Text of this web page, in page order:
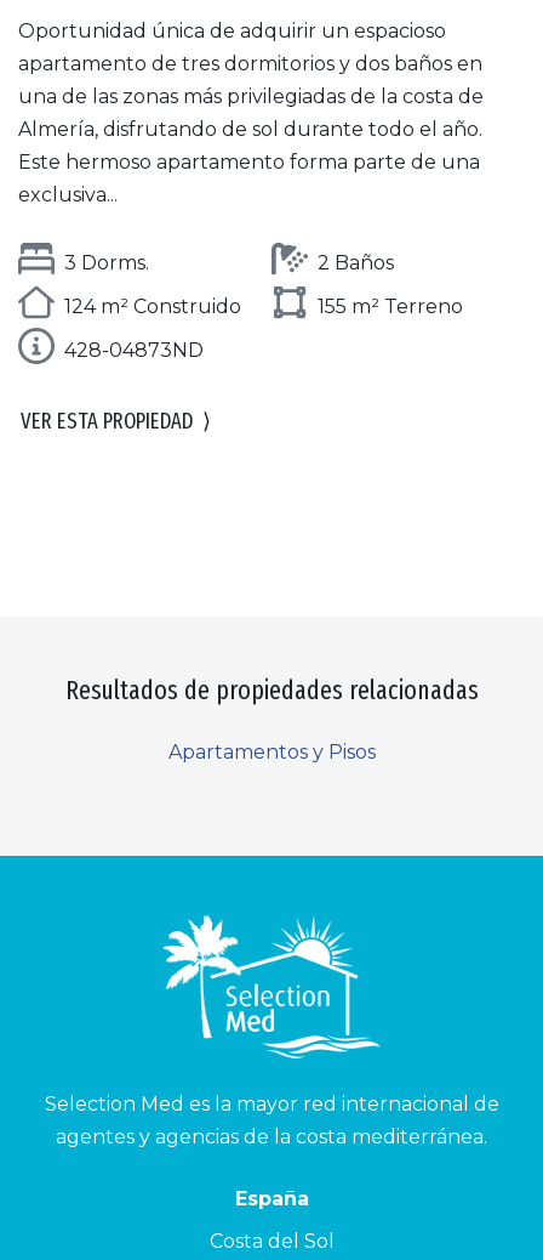
Oportunidad única de adquirir un espacioso
apartamento de tres dormitorios y dos baños en
una de las zonas más privilegiadas de la costa de
Almería, disfrutando de sol durante todo el año.
Este hermoso apartamento forma parte de una
exclusiva...
3 Dorms.
2 Baños
124 m² Construido
155 m² Terreno
428-04873ND
VER ESTA PROPIEDAD ⟩
Resultados de propiedades relacionadas
Apartamentos y Pisos
Selection Med es la mayor red internacional de
agentes y agencias de la costa mediterránea.
España
Costa del Sol